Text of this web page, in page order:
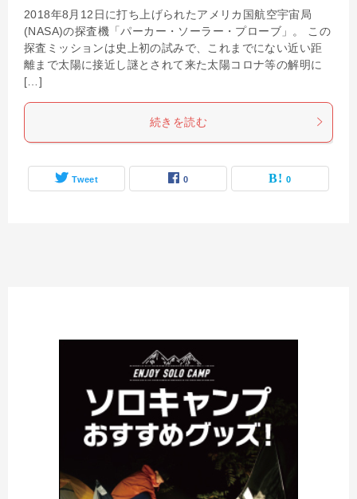
2018年8月12日に打ち上げられたアメリカ国航空宇宙局
(NASA)の探査機「パーカー・ソーラー・プローブ」。 この
探査ミッションは史上初の試みで、これまでにない近い距
離まで太陽に接近し謎とされて来た太陽コロナ等の解明に
[…]
続きを読む
Tweet 0 0